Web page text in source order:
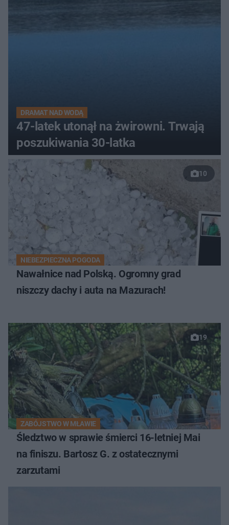
DRAMAT NAD WODĄ
47-latek utonął na żwirowni. Trwają
poszukiwania 30-latka
10
NIEBEZPIECZNA POGODA
Nawałnice nad Polską. Ogromny grad
niszczy dachy i auta na Mazurach!
19
ZABÓJSTWO W MŁAWIE
Śledztwo w sprawie śmierci 16-letniej Mai
na finiszu. Bartosz G. z ostatecznymi
zarzutami